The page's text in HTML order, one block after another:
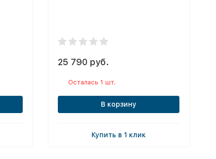
25 790 руб.
Осталась 1 шт.
В корзину
Купить в 1 клик